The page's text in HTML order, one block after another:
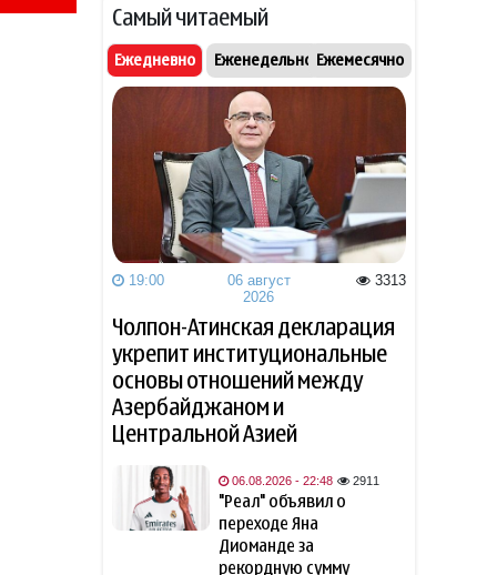
12:11
Трамп признал, что США
необходимо пополнить
запасы вооружений
Глава Rheinmetall заявил о
неготовности ФРГ к атакам
БПЛА
11:37
Трамп заявил, что доволен
главой Пентагона
11:18
Politico: соратники Мерца все
активнее обсуждают его
осенью
11:14
Членство Армении в ЕС и
принципы ЕАЭС.
Пашиняна
11:00
Турция, Саудовская Аравия и
Пакистан подпишут
трёхстороннее оборонное
соглашение
Самый читаемый
Ежедневно Еженедельно Ежемесячно
19:00
06 август
2026
3313
Чолпон-Атинская декларация
укрепит институциональные
основы отношений между
Азербайджаном и
Центральной Азией
06.08.2026 - 22:48 2911
"Реал" объявил о
переходе Яна
Диоманде за
рекордную сумму